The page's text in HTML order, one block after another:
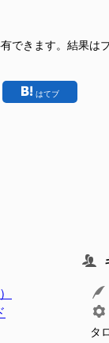
きます。結果は
はてブ
タ